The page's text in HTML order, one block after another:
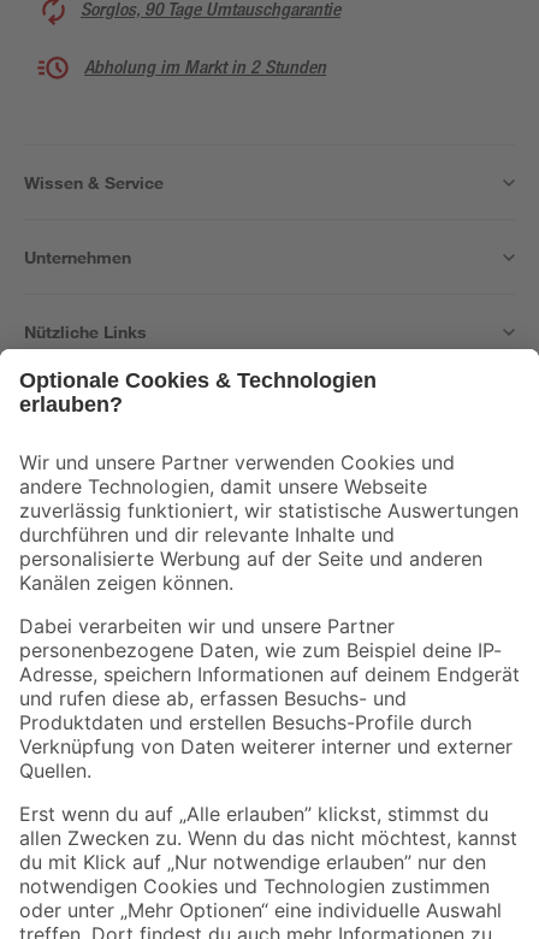
Sorglos, 90 Tage Umtauschgarantie
Abholung im Markt in 2 Stunden
Wissen & Service
Unternehmen
Nützliche Links
Der toom Newsletter: Keine Angebote und Aktionen mehr verpassen!
Zur Newsletter Anmeldung
Folge uns
Zahlungsarten Versandarten
Sicher einkaufen
Jetzt die toom-App herunterladen